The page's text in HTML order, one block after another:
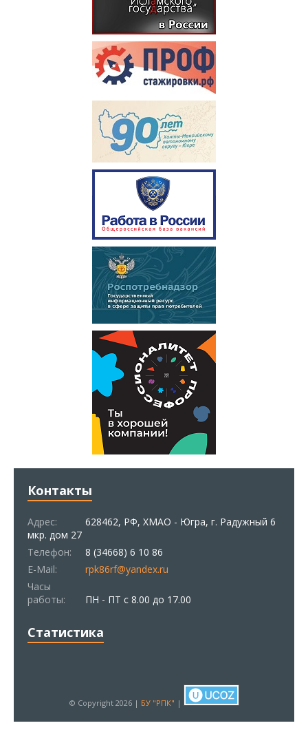
Контакты
Адрес:
628462, РФ, ХМАО - Югра, г. Радужный 6
мкр. дом 27
Телефон:
8 (34668) 6 10 86
E-Mail:
rpk86rf@yandex.ru
Часы
работы:
ПН - ПТ с 8.00 до 17.00
Статистика
© Copyright 2026 | БУ "РПК" |